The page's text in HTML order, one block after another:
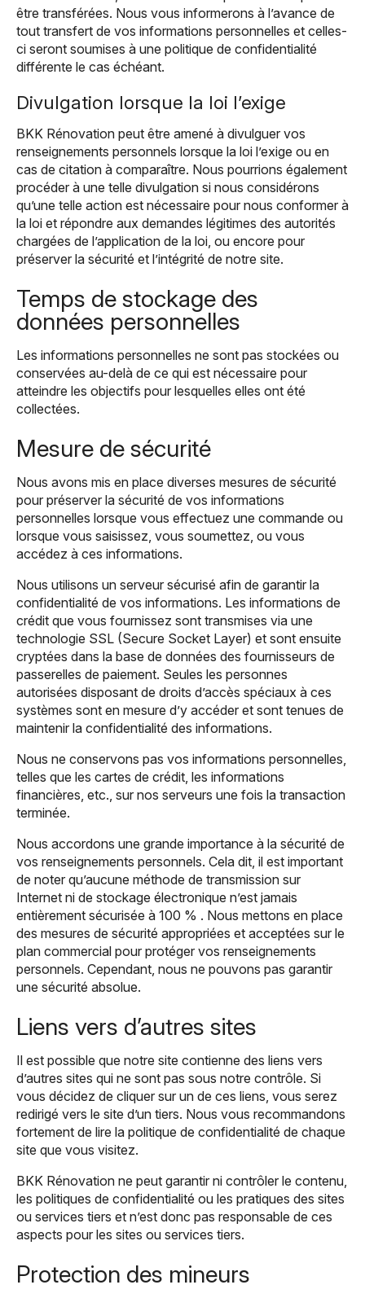
être transférées. Nous vous informerons à l’avance de
tout transfert de vos informations personnelles et celles-
ci seront soumises à une politique de confidentialité
différente le cas échéant.
Divulgation lorsque la loi l’exige
BKK Rénovation peut être amené à divulguer vos
renseignements personnels lorsque la loi l’exige ou en
cas de citation à comparaître. Nous pourrions également
procéder à une telle divulgation si nous considérons
qu’une telle action est nécessaire pour nous conformer à
la loi et répondre aux demandes légitimes des autorités
chargées de l’application de la loi, ou encore pour
préserver la sécurité et l’intégrité de notre site.
Temps de stockage des
données personnelles
Les informations personnelles ne sont pas stockées ou
conservées au-delà de ce qui est nécessaire pour
atteindre les objectifs pour lesquelles elles ont été
collectées.
Mesure de sécurité
Nous avons mis en place diverses mesures de sécurité
pour préserver la sécurité de vos informations
personnelles lorsque vous effectuez une commande ou
lorsque vous saisissez, vous soumettez, ou vous
accédez à ces informations.
Nous utilisons un serveur sécurisé afin de garantir la
confidentialité de vos informations. Les informations de
crédit que vous fournissez sont transmises via une
technologie SSL (Secure Socket Layer) et sont ensuite
cryptées dans la base de données des fournisseurs de
passerelles de paiement. Seules les personnes
autorisées disposant de droits d’accès spéciaux à ces
systèmes sont en mesure d’y accéder et sont tenues de
maintenir la confidentialité des informations.
Nous ne conservons pas vos informations personnelles,
telles que les cartes de crédit, les informations
financières, etc., sur nos serveurs une fois la transaction
terminée.
Nous accordons une grande importance à la sécurité de
vos renseignements personnels. Cela dit, il est important
de noter qu’aucune méthode de transmission sur
Internet ni de stockage électronique n’est jamais
entièrement sécurisée à 100 % . Nous mettons en place
des mesures de sécurité appropriées et acceptées sur le
plan commercial pour protéger vos renseignements
personnels. Cependant, nous ne pouvons pas garantir
une sécurité absolue.
Liens vers d’autres sites
Il est possible que notre site contienne des liens vers
d’autres sites qui ne sont pas sous notre contrôle. Si
vous décidez de cliquer sur un de ces liens, vous serez
redirigé vers le site d’un tiers. Nous vous recommandons
fortement de lire la politique de confidentialité de chaque
site que vous visitez.
BKK Rénovation ne peut garantir ni contrôler le contenu,
les politiques de confidentialité ou les pratiques des sites
ou services tiers et n’est donc pas responsable de ces
aspects pour les sites ou services tiers.
Protection des mineurs